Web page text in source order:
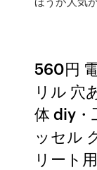
560円
リル 穴
体 diy・
ッセル
リート